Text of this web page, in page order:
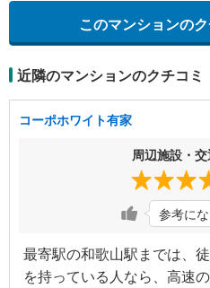
このマンションの
近隣のマンションのクチコミ
コーポホワイト有家
周辺施設・
参考に
最寄駅の和歌山駅までは、
を持っている人なら、高速の